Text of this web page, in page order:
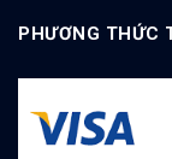
PHƯƠNG THỨC